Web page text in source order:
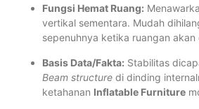
Fungsi Hemat Ruang:
vertikal sementara. Mudah
sepenuhnya ketika ruangan akan
Basis Data/Fakta: Stabilitas
Beam structure di dinding
ketahanan Inflatable Furniture